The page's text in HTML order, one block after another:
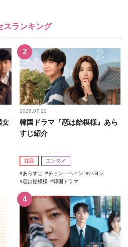
スランキング
女
2026.07.20
韓国ドラマ『恋は飴模様』あら
すじ紹介
注目 エンタメ
あらすじ チョン・ヘイン
ハヨン
恋は飴模様
韓国ドラマ